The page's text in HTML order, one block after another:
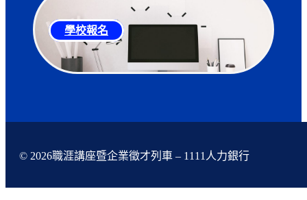
學校報名
© 2026職涯講座暨企業徵才列車 – 1111人力銀行